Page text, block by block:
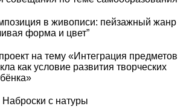
в живописи: пейзажный жанр
форма и цвет”
на тему «Интеграция предметов
как условие развития творческих
с натуры